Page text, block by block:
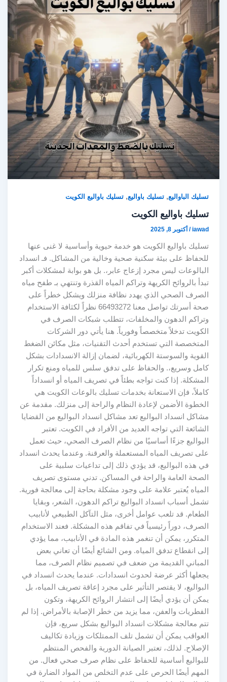
تسليك الباواليع,تسليك باواليع,تسليك باواليع الكويت
تسليك باواليع الكويت
iawad
/ أكتوبر 8, 2025
تسليك باواليع الكويت هو خدمة حيوية وأساسية لا غنى عنها
للحفاظ على بيئة سكنية صحية وخالية من المشاكل. فـ انسداد
البالوعات ليس مجرد إزعاج عابر،. بل هو بوابة لمشكلات أكبر
تبدأ بالروائح الكريهة وتراكم المياه القذرة وتنتهي بـ طفح مياه
الصرف الصحي الذي يهدد نظافة منزلك ويشكل خطراً على
صحة أسرتك تواصل معنا 66493272 نظراً لكثافة الاستخدام
وتراكم الدهون والمخلفات، تتطلب شبكات الصرف في
الكويت تدخلاً متخصصاً وفورياً. هنا يأتي دور الشركات
المتخصصة التي تستخدم أحدث التقنيات، مثل مكائن الضغط
القوية والسوستة الكهربائية، لضمان إزالة الانسدادات بشكل
كامل وسريع،. والحفاظ على تدفق سلس للمياه ومنع تكرار
المشكلة. إذا كنت تواجه بطئاً في تصريف المياه أو انسداداً
كاملاً، فإن الاستعانة بخدمات تسليك بالوعات الكويت هي
الخطوة الأضمن لإعادة النظام والراحة إلى منزلك. مقدمة عن
مشاكل انسداد البواليع تعد مشاكل انسداد البواليع من القضايا
الشائعة التي تواجه العديد من الأفراد في الكويت. تعتبر
البواليع جزءًا أساسيًا من نظام الصرف الصحي، حيث تعمل
على تصريف المياه المستعملة والعرقنة. وعندما يحدث انسداد
في هذه البواليع، قد يؤدي ذلك إلى تداعيات سلبية على
الصحة العامة والراحة في المساكن. تدني مستوى تصريف
المياه يُعتبر علامة على وجود مشكلة بحاجة إلى معالجة فورية.
تشمل أسباب انسداد البواليع تراكم الدهون، الشعر، وبقايا
الطعام. قد تلعب عوامل أخرى، مثل التآكل الطبيعي لأنابيب
الصرف، دوراً رئيسياً في تفاقم هذه المشكلة. فعند الاستخدام
المتكرر، يمكن أن تنغمر هذه المادة في الأنابيب، مما يؤدي
إلى انقطاع تدفق المياه. ومن الشائع أيضًا أن تعاني بعض
المباني القديمة من ضعف في تصميم نظام الصرف، مما
يجعلها أكثر عرضة لحدوث انسدادات. عندما يحدث انسداد في
البواليع، لا يقتصر التأثير على مجرد إعاقة تصريف المياه، بل
يمكن أن يؤدي أيضًا إلى انتشار الروائح الكريهة، وتكون
الفطريات والعفن، مما يزيد من خطر الإصابة بالأمراض. إذا لم
تتم معالجة مشكلات انسداد البواليع بشكل سريع، فإن
العواقب يمكن أن تشمل تلف الممتلكات وزيادة تكاليف
الإصلاح. لذلك، تعتبر الصيانة الدورية والفحص المنتظم
للبواليع أساسية للحفاظ على نظام صرف صحي فعال. من
المهم أيضًا الحرص على عدم التخلص من المواد الضارة في